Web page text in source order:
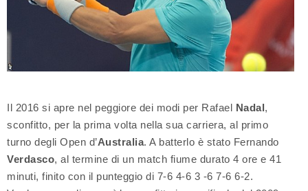
Il 2016 si apre nel peggiore dei modi per Rafael Nadal,
sconfitto, per la prima volta nella sua carriera, al primo
turno degli Open d’Australia. A batterlo è stato Fernando
Verdasco, al termine di un match fiume durato 4 ore e 41
minuti, finito con il punteggio di 7-6 4-6 3 -6 7-6 6-2.